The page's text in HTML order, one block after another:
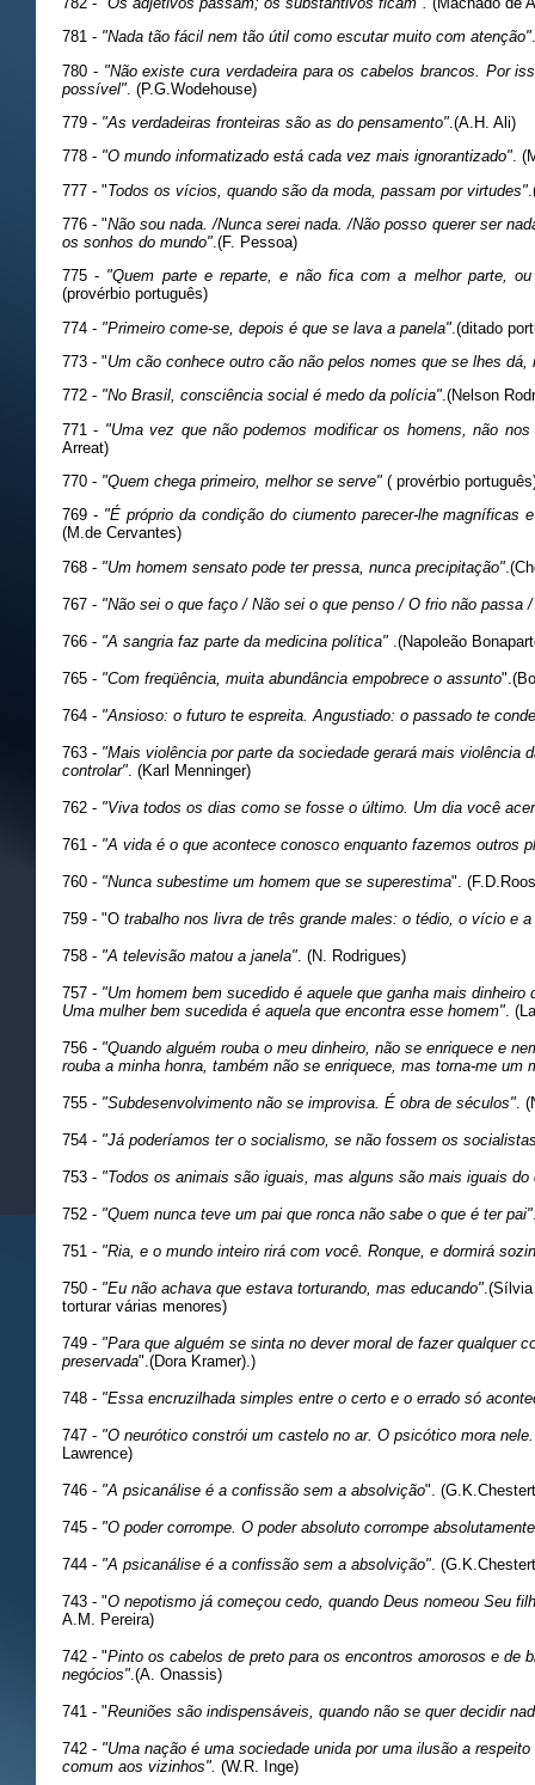
781 - "Nada tão fácil nem tão útil como escutar muito com atenção"
780 - "Não existe cura verdadeira para os cabelos brancos. Por
possível" . (P.G.Wodehouse)
779 - "As verdadeiras fronteiras são as do pensamento".(A.H. Ali)
778 - "O mundo informatizado está cada vez mais ignorantizado".
777 - "Todos os vícios, quando são da moda, passam por virtudes"
776 - "Não sou nada. /Nunca serei nada. /Não posso querer ser
os sonhos do mundo".(F. Pessoa)
775 - "Quem parte e reparte, e não fica com a melhor parte,
(provérbio português)
774 - "Primeiro come-se, depois é que se lava a panela" .(ditado
773 - "Um cão conhece outro cão não pelos nomes que se lhes dá,
772 - "No Brasil, consciência social é medo da polícia".(Nelson
771 - "Uma vez que não podemos modificar os homens, não
Arreat)
770 - "Quem chega primeiro, melhor se serve" ( provérbio
769 - "É próprio da condição do ciumento parecer-lhe magníficas
(M.de Cervantes)
768 - "Um homem sensato pode ter pressa, nunca precipitação"
767 - "Não sei o que faço / Não sei o que penso / O frio não passa
766 - "A sangria faz parte da medicina política" .(Napoleão
765 - "Com freqüência, muita abundância empobrece o assunto
764 - "Ansioso: o futuro te espreita. Angustiado: o passado te
763 - "Mais violência por parte da sociedade gerará mais violência
controlar" . (Karl Menninger)
762 - "Viva todos os dias como se fosse o último. Um dia você
761 - "A vida é o que acontece conosco enquanto fazemos outros
760 - "Nunca subestime um homem que se superestima".
759 - "O trabalho nos livra de três grande males: o tédio, o vício e a
758 - "A televisão matou a janela" . (N. Rodrigues)
757 - "Um homem bem sucedido é aquele que ganha mais
Uma mulher bem sucedida é aquela que encontra esse homem" .
756 - "Quando alguém rouba o meu dinheiro, não se enriquece e
rouba a minha honra, também não se enriquece, mas torna-me um
755 - "Subdesenvolvimento não se improvisa. É obra de séculos" .
754 - "Já poderíamos ter o socialismo, se não fossem os
753 - "Todos os animais são iguais, mas alguns são mais iguais do
752 - "Quem nunca teve um pai que ronca não sabe o que é ter pai"
751 - "Ria, e o mundo inteiro rirá com você. Ronque, e dormirá
750 - "Eu não achava que estava torturando, mas educando"
torturar várias menores)
749 - "Para que alguém se sinta no dever moral de fazer qualquer
preservada".(Dora Kramer).)
748 - "Essa encruzilhada simples entre o certo e o errado só
747 - "O neurótico constrói um castelo no ar. O psicótico mora
Lawrence)
746 - "A psicanálise é a confissão sem a absolvição".
745 - "O poder corrompe. O poder absoluto corrompe
744 - "A psicanálise é a confissão sem a absolvição" .
743 - "O nepotismo já começou cedo, quando Deus nomeou Seu
A.M. Pereira)
742 - "Pinto os cabelos de preto para os encontros amorosos e de
negócios" .(A. Onassis)
741 - "Reuniões são indispensáveis, quando não se quer decidir
742 - "Uma nação é uma sociedade unida por uma ilusão a
comum aos vizinhos". (W.R. Inge)